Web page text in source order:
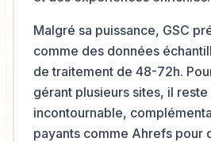
Malgré sa puissance, GSC
comme des données
de traitement de 48-72h.
gérant plusieurs sites, il reste
incontournable,
payants comme Ahrefs pour